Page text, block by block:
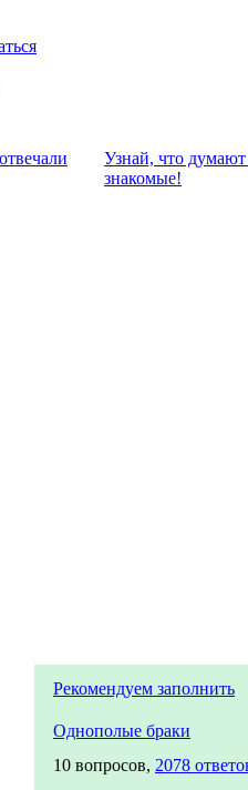
Узнай, что думают
знакомые!
Рекомендуем заполнить
Однополые браки
10 вопросов, 2078